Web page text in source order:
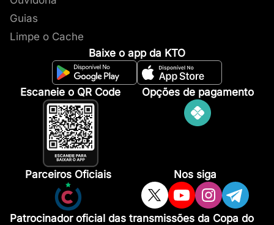
Guias
Limpe o Cache
Baixe o app da KTO
Escaneie o QR Code Opções de pagamento
Parceiros Oficiais Nos siga
Patrocinador oficial das transmissões da Copa do